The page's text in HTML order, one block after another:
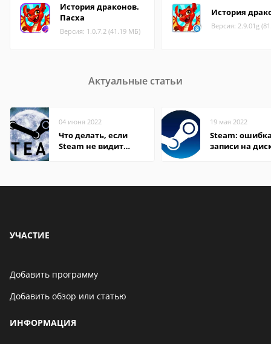
История драконов.
Пасха
Версия: 1.0.7.2 (41.19 МБ)
История
Версия: 2.9.01g
Актуальные статьи
04 июня 2022
Что делать, если
Steam не видит
19 мая 2022
Steam:
записи на
УЧАСТИЕ
Добавить программу
Добавить обзор или статью
ИНФОРМАЦИЯ